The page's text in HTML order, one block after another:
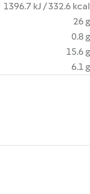
1396.7 kJ / 332.6 kcal
26 g
0.8 g
15.6 g
6.1 g